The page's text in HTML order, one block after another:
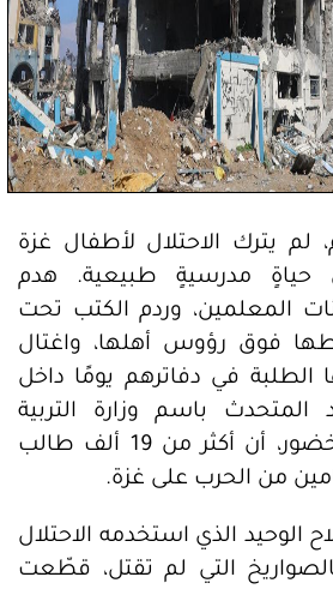
لم يترك الاحتلال لأطفال غزة
حياةٍ مدرسيةٍ طبيعية. هدم
المعلمين، وردم الكتب تحت
فوق رؤوس أهلها، واغتال
الطلبة في دفاترهم يومًا داخل
المتحدث باسم وزارة التربية
والتعليم، صادق الخضور، أن أكثر من 19 ألف طالب
من الحرب على غزة.
الوحيد الذي استخدمه الاحتلال
التي لم تقتل، قطّعت